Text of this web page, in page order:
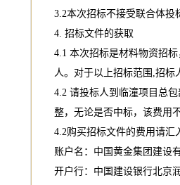
3.2本次招标不接受联合体投
4. 招标文件的获取
4.1 本次招标是材料物资招
人。对于以上招标范围,招标
4.2 请投标人到临潼项目总
整，无论是否中标，该费用
4.2购买招标文件的费用请汇
账户名：中国黄金集团建设
开户行：中国建设银行北京